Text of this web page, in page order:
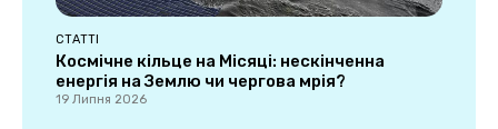
СТАТТІ
Космічне кільце на Місяці: нескінченна
енергія на Землю чи чергова мрія?
19 Липня 2026